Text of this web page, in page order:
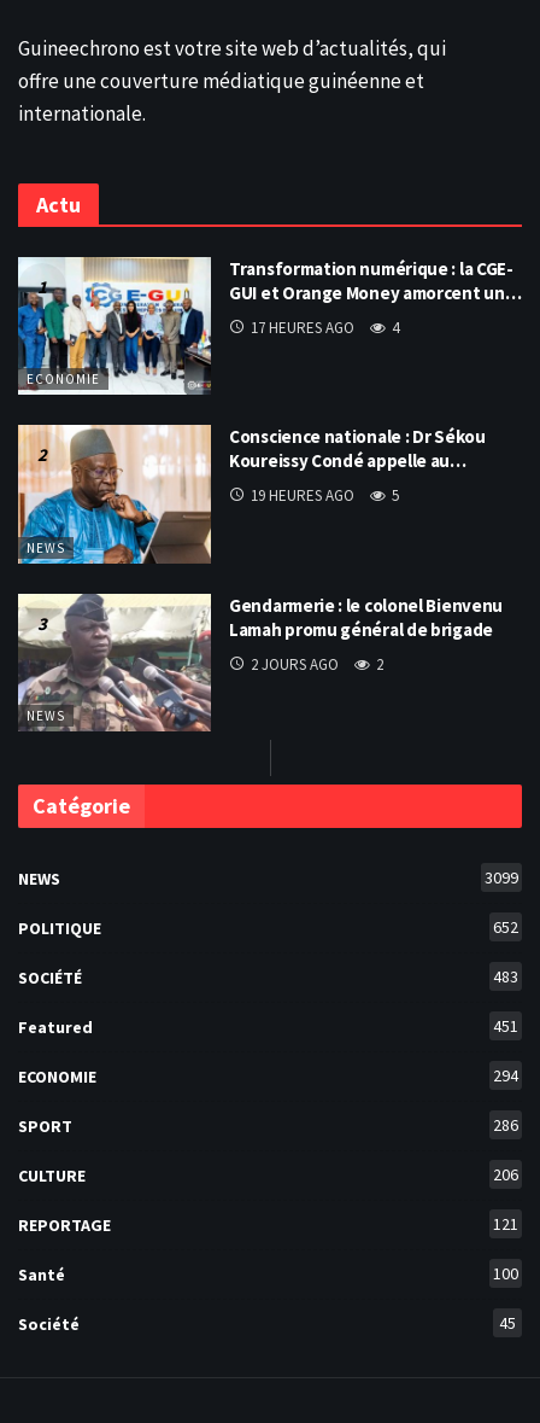
Guineechrono est votre site web d’actualités, qui
offre une couverture médiatique guinéenne et
internationale.
Actu
ECONOMIE
Transformation numérique : la CGE-
GUI et Orange Money amorcent un…
17 HEURES AGO 4
NEWS
Conscience nationale : Dr Sékou
Koureissy Condé appelle au…
19 HEURES AGO 5
NEWS
Gendarmerie : le colonel Bienvenu
Lamah promu général de brigade
2 JOURS AGO 2
Catégorie
NEWS 3099
POLITIQUE 652
SOCIÉTÉ 483
Featured 451
ECONOMIE 294
SPORT 286
CULTURE 206
REPORTAGE 121
Santé 100
Société 45